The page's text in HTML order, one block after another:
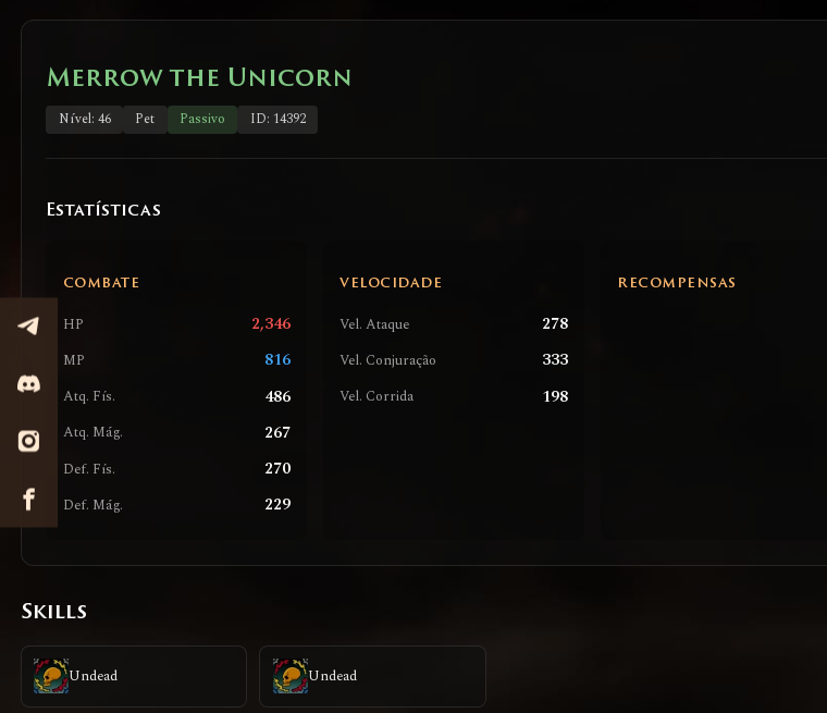
Merrow the Unicorn
Nível: 46 Pet Passivo ID: 14392
Estatísticas
COMBATE
HP 2,346
MP 816
Atq. Fís. 486
Atq. Mág. 267
Def. Fís. 270
Def. Mág. 229
VELOCIDADE
Vel. Ataque 278
Vel. Conjuração 333
Vel. Corrida 198
RECOMPENSAS
Skills
Undead Undead